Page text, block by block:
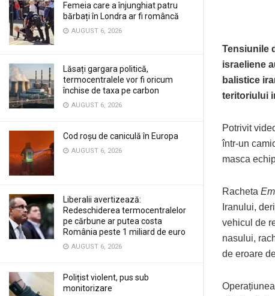
Femeia care a înjunghiat patru
bărbați în Londra ar fi româncă
AUGUST 6, 2026
Lăsați gargara politică,
termocentralele vor fi oricum
închise de taxa pe carbon
AUGUST 6, 2026
Cod roșu de caniculă în Europa
AUGUST 6, 2026
Liberalii avertizează:
Redeschiderea termocentralelor
pe cărbune ar putea costa
România peste 1 miliard de euro
AUGUST 6, 2026
Polițist violent, pus sub
monitorizare
Tensiunile
israeliene
balistice
teritoriului
Potrivit
într-un
masca
Racheta
Iranului,
vehicul de
nasului,
de eroare